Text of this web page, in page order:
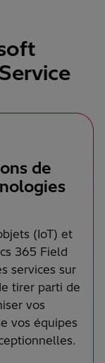
de
(IoT) et
365 Field
services sur
tirer parti de
vos
vos équipes